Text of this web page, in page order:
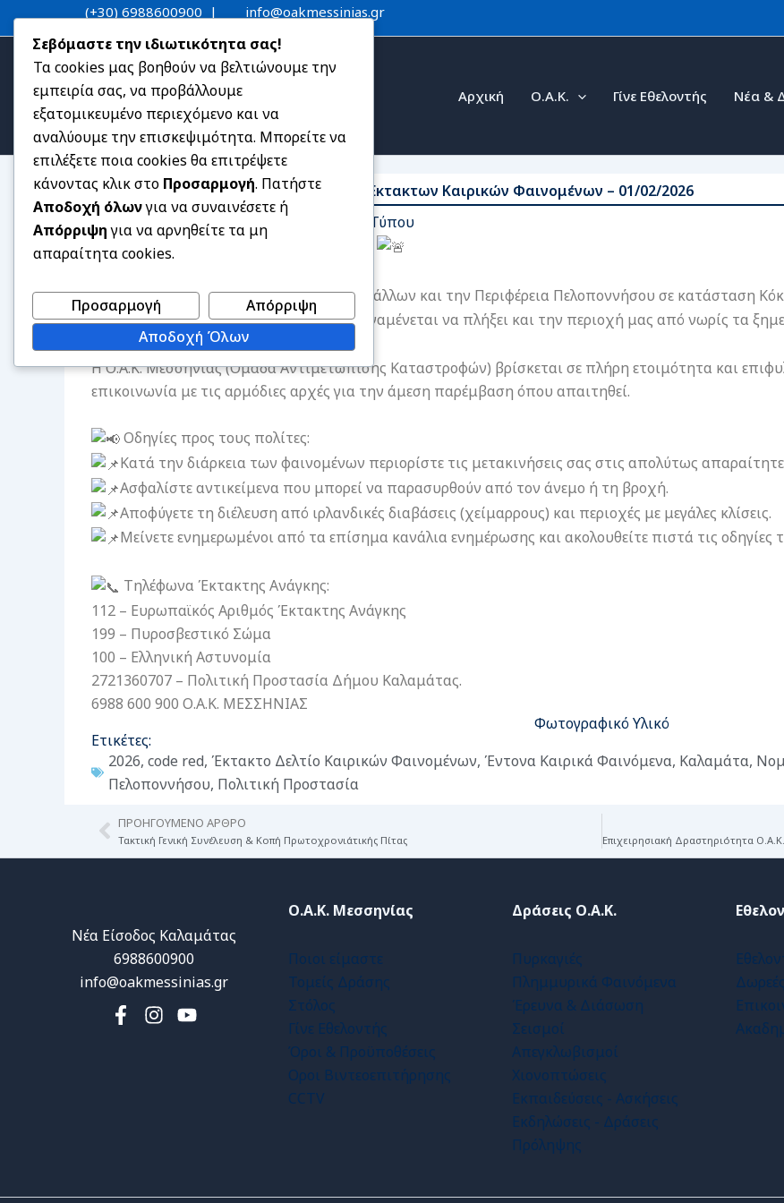
στο
περιεχόμενο
(+30) 6988600900 | info@oakmessinias.gr
Αρχική Ο.Α.Κ. Γίνε Εθελοντής Νέα &
CODE RED: Αυξημένη Επιφυλακή λόγω Έκτακτων Καιρικών Φαινομένων – 01/02/2026
31/01/2026
Ανακοινώσεις-Δελτία Τύπου
ΕΚΤΑΚΤΗ ΑΝΑΚΟΙΝΩΣΗ: (RED CODE)
Η Πολιτική Προστασία έθεσε μεταξύ άλλων και την Περιφέρεια Πελοποννήσου σε κατάσταση
επικείμενης σοβαρής κακοκαιρίας που αναμένεται να πλήξει και την περιοχή μας από νωρίς τα
Η Ο.Α.Κ. Μεσσηνίας (Ομάδα Αντιμετώπισης Καταστροφών) βρίσκεται σε πλήρη ετοιμότητα και
επικοινωνία με τις αρμόδιες αρχές για την άμεση παρέμβαση όπου απαιτηθεί.
Οδηγίες προς τους πολίτες:
Κατά την διάρκεια των φαινομένων περιορίστε τις μετακινήσεις σας στις απολύτως
Ασφαλίστε αντικείμενα που μπορεί να παρασυρθούν από τον άνεμο ή τη βροχή.
Αποφύγετε τη διέλευση από ιρλανδικές διαβάσεις (χείμαρρους) και περιοχές με μεγάλες κλίσεις.
Μείνετε ενημερωμένοι από τα επίσημα κανάλια ενημέρωσης και ακολουθείτε πιστά τις οδηγίες
Τηλέφωνα Έκτακτης Ανάγκης:
112 – Ευρωπαϊκός Αριθμός Έκτακτης Ανάγκης
199 – Πυροσβεστικό Σώμα
100 – Ελληνική Αστυνομία
2721360707 – Πολιτική Προστασία Δήμου Καλαμάτας.
6988 600 900 Ο.Α.Κ. ΜΕΣΣΗΝΙΑΣ
Φωτογραφικό Υλικό
Ετικέτες:
2026, code red, Έκτακτο Δελτίο Καιρικών Φαινομένων, Έντονα Καιρικά Φαινόμενα, Καλαμάτα,
Πελοποννήσου, Πολιτική Προστασία
Prev
ΠΡΟΗΓΟΎΜΕΝΟ ΆΡΘΡΟ
Τακτική Γενική Συνέλευση & Κοπή Πρωτοχρονιάτικής Πίτας
Νέα Είσοδος Καλαμάτας
6988600900
info@oakmessinias.gr
Ο.Α.Κ. Μεσσηνίας
Ποιοι είμαστε
Τομείς Δράσης
Στόλος
Γίνε Εθελοντής
Όροι & Προϋποθέσεις
Οροι Βιντεοεπιτήρησης
CCTV
Δράσεις Ο.Α.Κ.
Πυρκαγιές
Πλημμυρικά Φαινόμενα
Έρευνα & Διάσωση
Σεισμοί
Απεγκλωβισμοί
Χιονοπτώσεις
Εκπαιδεύσεις - Ασκήσεις
Εκδηλώσεις - Δράσεις
Πρόληψης
Δωρεές
Σεβόμαστε την ιδιωτικότητα σας!
Τα cookies μας βοηθούν να βελτιώνουμε την
εμπειρία σας, να προβάλλουμε
εξατομικευμένο περιεχόμενο και να
αναλύουμε την επισκεψιμότητα. Μπορείτε να
επιλέξετε ποια cookies θα επιτρέψετε
κάνοντας κλικ στο Προσαρμογή. Πατήστε
Αποδοχή όλωνγια να συναινέσετε ή
Απόρριψηγια να αρνηθείτε τα μη
απαραίτητα cookies.
Προσαρμογή
Απόρριψη
Αποδοχή Όλων